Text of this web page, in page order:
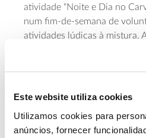
Este website utiliza cookies
Utilizamos cookies para
anúncios, fornecer
atividade “Noite e Dia no
num fim-de-semana de
atividades lúdicas à mistura.
campismo selvagem e a
assegurado
seguro de acidentes pessoais.